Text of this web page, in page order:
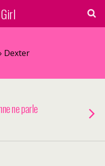
Dexter
ne parle